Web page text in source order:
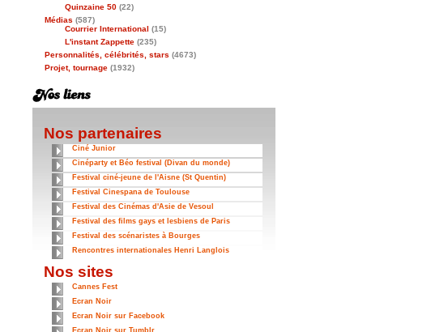
Quinzaine 50 (22)
Médias (587)
Courrier International (15)
L'instant Zappette (235)
Personnalités, célébrités, stars (4673)
Projet, tournage (1932)
Nos partenaires
Ciné Junior
Cinéparty et Béo festival (Divan du monde)
Festival ciné-jeune de l'Aisne (St Quentin)
Festival Cinespana de Toulouse
Festival des Cinémas d'Asie de Vesoul
Festival des films gays et lesbiens de Paris
Festival des scénaristes à Bourges
Rencontres internationales Henri Langlois
Nos sites
Cannes Fest
Ecran Noir
Ecran Noir sur Facebook
Ecran Noir sur Tumblr